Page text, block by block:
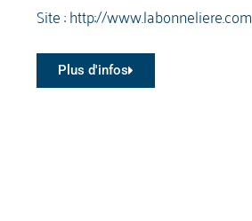
Site :http://www.labonneliere.com
Plus d'infos